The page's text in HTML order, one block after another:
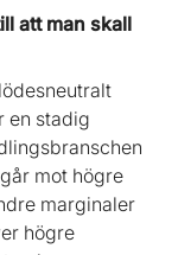
att man skall
en stadig
mot högre
marginaler
högre